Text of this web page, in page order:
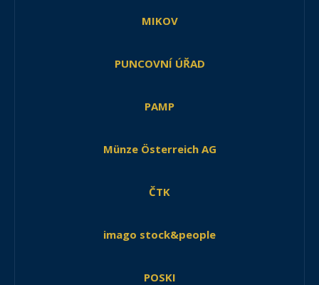
MIKOV
PUNCOVNÍ ÚŘAD
PAMP
Münze Österreich AG
ČTK
imago stock&people
POSKI